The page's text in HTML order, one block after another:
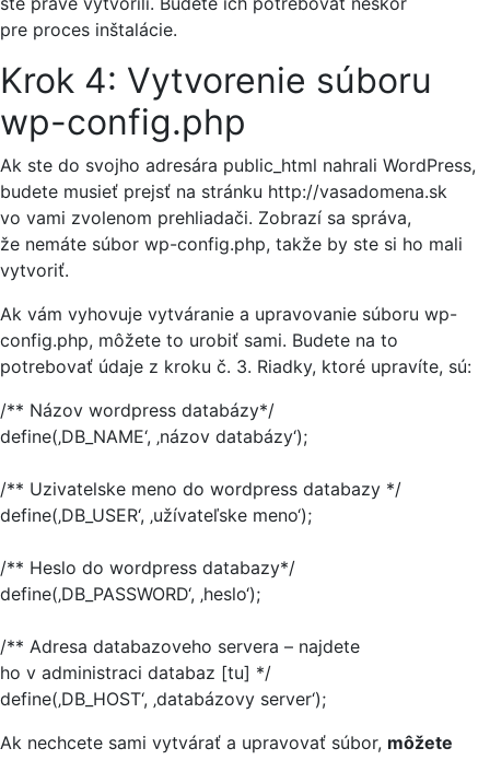
pre proces inštalácie.
Krok 4: Vytvorenie súboru
wp-config.php
Ak ste do svojho adresára public_html nahrali WordPress,
budete musieť prejsť na stránku http://vasadomena.sk
vo vami zvolenom prehliadači. Zobrazí sa správa,
že nemáte súbor wp-config.php, takže by ste si ho mali
vytvoriť.
Ak vám vyhovuje vytváranie a upravovanie súboru wp-
config.php, môžete to urobiť sami. Budete na to
potrebovať údaje z kroku č. 3. Riadky, ktoré upravíte, sú:
/** Názov wordpress databázy*/
define(‚DB_NAME‘, ‚názov databázy‘);
/** Uzivatelske meno do wordpress databazy */
define(‚DB_USER‘, ‚užívateľske meno‘);
/** Heslo do wordpress databazy*/
define(‚DB_PASSWORD‘, ‚heslo‘);
/** Adresa databazoveho servera – najdete
ho v administraci databaz [tu] */
define(‚DB_HOST‘, ‚databázovy server‘);
Ak nechcete sami vytvárať a upravovať súbor, môžete